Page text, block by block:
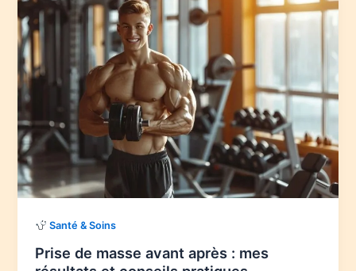
Santé & Soins
Prise de masse avant après : mes